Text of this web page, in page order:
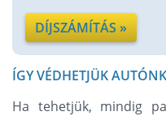
DÍJSZÁMÍTÁS »
ÍGY VÉDHETJÜK
Ha tehetjük, mindig